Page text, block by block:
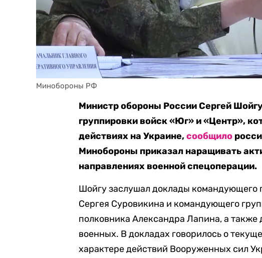
Минобороны РФ
Министр обороны России Сергей
группировки войск «Юг» и «Центр»,
действиях на Украине,сообщило
Минобороны приказал наращивать
направлениях военной спецоперации.
Шойгу заслушал доклады командующего
Сергея Суровикина и командующего
полковника Александра Лапина, а также
военных. В докладах говорилось о
характере действий Вооруженных сил